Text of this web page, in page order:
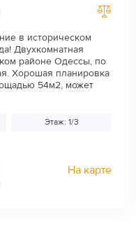
в историческом
Двухкомнатная
районе Одессы, по
Хорошая планировка
54м2, может
Этаж: 1/3
На карте